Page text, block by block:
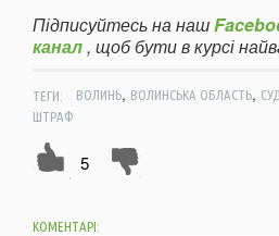
Підписуйтесь на наш
канал, щоб бути в курсі
ТЕГИ: ВОЛИНЬ, ВОЛИНСЬКА ОБЛАСТЬ, СУД
ШТРАФ
5
КОМЕНТАРІ: